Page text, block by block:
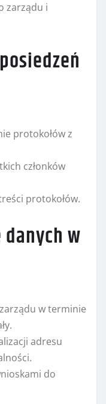
zarządu i
protokołów z
członków
protokołów.
w
w terminie
adresu
do